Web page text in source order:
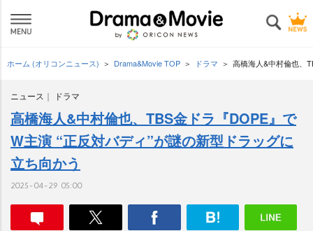
ホーム (オリコンニュース) Drama&Movie TOP ドラマ 高橋海人&中村倫也、
ニュース ドラマ
高橋海人&中村倫也、TBS金ドラ『DOPE』で
W主演 “正反対バディ”が謎の新型ドラッグに
立ち向かう
2025-04-29 05:00